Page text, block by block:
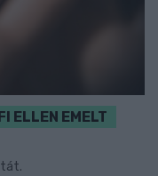
ELLEN EMELT